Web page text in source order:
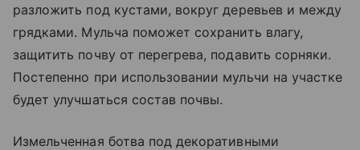
разложить под кустами, вокруг деревьев и между
грядками. Мульча поможет сохранить влагу,
защитить почву от перегрева, подавить сорняки.
Постепенно при использовании мульчи на участке
будет улучшаться состав почвы.
Измельченная ботва под декоративными